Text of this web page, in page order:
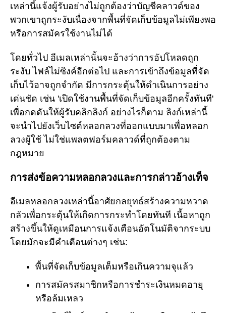
เหล่านี้แจ้งผู้รับอย่างไม่ถูกต้องว่าบัญชีคลาวด์ของ
พวกเขาถูกระงับเนื่องจากพื้นที่จัดเก็บข้อมูลไม่เพียงพอ
หรือการสมัครใช้งานไม่ได้
โดยทั่วไป อีเมลเหล่านั้นจะอ้างว่าการอัปโหลดถูก
ระงับ ไฟล์ไม่ซิงค์อีกต่อไป และการเข้าถึงข้อมูลที่จัด
เก็บไว้อาจถูกจำกัด มีการกระตุ้นให้ดำเนินการอย่าง
เด่นชัด เช่น 'เปิดใช้งานพื้นที่จัดเก็บข้อมูลอีกครั้งทันที'
เพื่อกดดันให้ผู้รับคลิกลิงก์ อย่างไรก็ตาม ลิงก์เหล่านี้
จะนำไปยังเว็บไซต์หลอกลวงที่ออกแบบมาเพื่อหลอก
ลวงผู้ใช้ ไม่ใช่แพลตฟอร์มคลาวด์ที่ถูกต้องตาม
กฎหมาย
การส่งข้อความหลอกลวงและการกล่าวอ้างเท็จ
อีเมลหลอกลวงเหล่านี้อาศัยกลยุทธ์สร้างความหวาด
กลัวเพื่อกระตุ้นให้เกิดการกระทำโดยทันที เนื้อหาถูก
สร้างขึ้นให้ดูเหมือนการแจ้งเตือนอัตโนมัติจากระบบ
โดยมักจะมีคำเตือนต่างๆ เช่น:
พื้นที่จัดเก็บข้อมูลเต็มหรือเกินความจุแล้ว
การสมัครสมาชิกหรือการชำระเงินหมดอายุ
หรือล้มเหลว